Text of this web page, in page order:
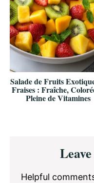
Salade de Fruits
Fraises : Fraîche,
Pleine de Vitamines
Interactions
Helpful